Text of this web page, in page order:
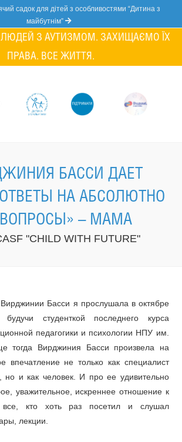
садок для дітей з особливостями “Дитина з
майбутнім”
ЛЮДЕЙ З АУТИЗМОМ. ЗАХИЩАЄМО ЇХ
ПРАВА. ВСЕ ЖИТТЯ.
БАССИ ДАЕТ
НА АБСОЛЮТНО
ВОПРОСЫ» – МАМА
"CHILD WITH FUTURE"
Басси я прослушала в октябре
студенткой последнего курса
педагогики и психологии НПУ им.
тогда Вирджиния Басси произвела на
впечатление не только как специалист
но и как человек. И про ее удивительно
уважительное, искреннее отношение к
все, кто хоть раз посетил и слушал
лекции.